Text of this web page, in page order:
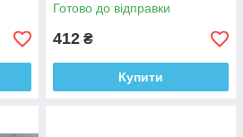
Готово до відправки
412 ₴
Купити